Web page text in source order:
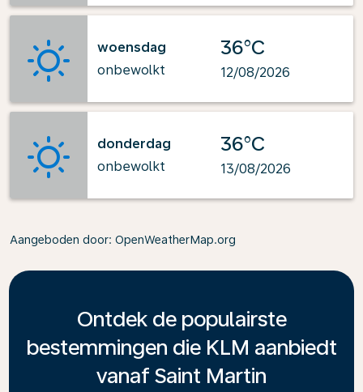
woensdag
onbewolkt
36°C
12/08/2026
donderdag
onbewolkt
36°C
13/08/2026
Aangeboden door: OpenWeatherMap.org
Ontdek de populairste
bestemmingen die KLM aanbiedt
vanaf Saint Martin